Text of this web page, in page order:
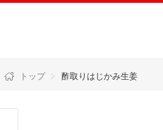
トップ 酢取りはじかみ生姜